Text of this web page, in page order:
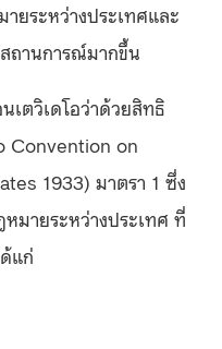
ยระหว่างประเทศและ
ถานการณ์มากขึ้น
ตวิเดโอว่าด้วยสิทธิ
Convention on
1933) มาตรา 1 ซึ่ง
มายระหว่างประเทศ ที่
แก่